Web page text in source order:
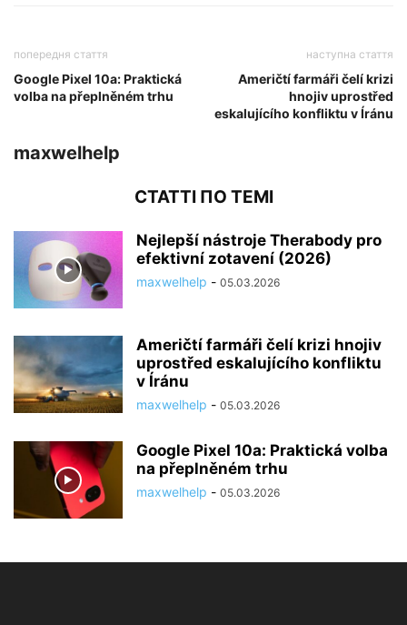
попередня стаття
Google Pixel 10a: Praktická
volba na přeplněném trhu
наступна стаття
Američtí farmáři čelí krizi
hnojiv uprostřed
eskalujícího konfliktu v Íránu
maxwelhelp
СТАТТІ ПО ТЕМІ
Nejlepší nástroje Therabody pro
efektivní zotavení (2026)
maxwelhelp - 05.03.2026
Američtí farmáři čelí krizi hnojiv
uprostřed eskalujícího konfliktu
v Íránu
maxwelhelp - 05.03.2026
Google Pixel 10a: Praktická volba
na přeplněném trhu
maxwelhelp - 05.03.2026